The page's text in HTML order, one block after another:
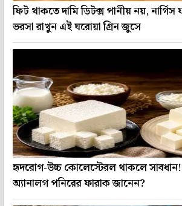
ফিট থাকতে দামি ডিটক্স পানীয় নয়,
ভরসা রাখুন এই ঘরোয়া গ্রিন জুসে
হৃদরোগ-উচ্চ কোলেস্টেরল থাকলে
অ্যানালগ পনিরের ফারাক জানেন?